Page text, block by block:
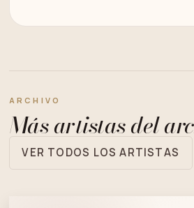
ARCHIVO
Más artistas del
VER TODOS LOS ARTISTAS